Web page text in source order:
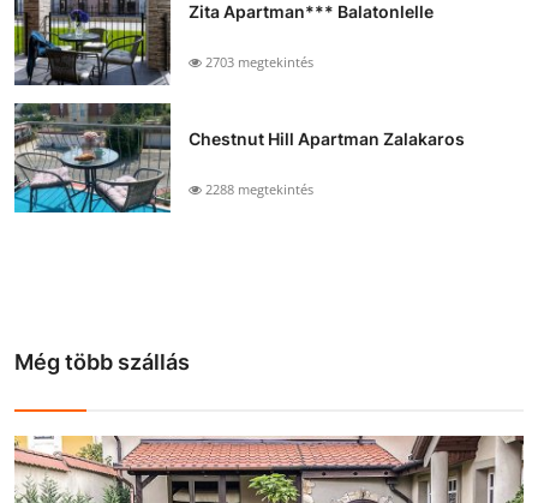
Zita Apartman*** Balatonlelle
2703 megtekintés
Chestnut Hill Apartman Zalakaros
2288 megtekintés
Még több szállás